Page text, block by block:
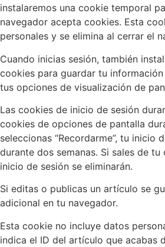
instalaremos una cookie temporal
navegador acepta cookies. Esta
personales y se elimina al cerrar el
Cuando inicias sesión, también
cookies para guardar tu
tus opciones de visualización de
Las cookies de inicio de sesión
cookies de opciones de pantalla
seleccionas “Recordarme”, tu inicio
durante dos semanas. Si sales de
inicio de sesión se eliminarán.
Si editas o publicas un artículo se
adicional en tu navegador.
Esta cookie no incluye datos
indica el ID del artículo que acabas